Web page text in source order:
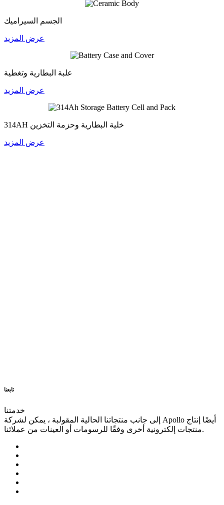
الجسم السيراميك
عرض المزيد
علبة البطارية وتغطية
عرض المزيد
314AH خلية البطارية وحزمة التخزين
عرض المزيد
تابعنا
خدمتنا
إلى جانب منتجاتنا الحالية المقولبة ، يمكن لشركة Apollo أيضًا إنتاج
منتجات إلكترونية أخرى وفقًا للرسومات أو العينات من عملائنا.